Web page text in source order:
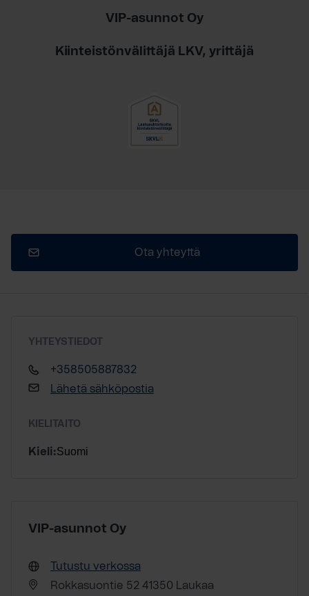
VIP-asunnot Oy
Kiinteistönvälittäjä LKV, yrittäjä
Ota yhteyttä
YHTEYSTIEDOT
+358505887832
Lähetä sähköpostia
KIELITAITO
Kieli:Suomi
VIP-asunnot Oy
Tutustu verkossa
Rokkasuontie 52 41350 Laukaa